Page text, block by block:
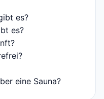
es?
es?
eine Sauna?